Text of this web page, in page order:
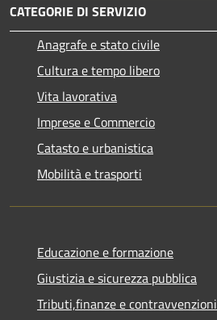
CATEGORIE DI SERVIZIO
Anagrafe e stato civile
Cultura e tempo libero
Vita lavorativa
Imprese e Commercio
Catasto e urbanistica
Mobilità e trasporti
Educazione e formazione
Giustizia e sicurezza pubblica
Tributi,finanze e contravvenzioni